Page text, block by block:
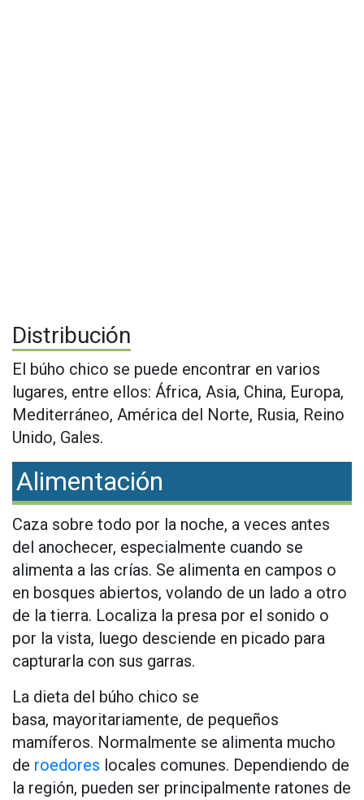
Distribución
El búho chico se puede encontrar en varios
lugares, entre ellos: África, Asia, China, Europa,
Mediterráneo, América del Norte, Rusia, Reino
Unido, Gales.
Alimentación
Caza sobre todo por la noche, a veces antes
del anochecer, especialmente cuando se
alimenta a las crías. Se alimenta en campos o
en bosques abiertos, volando de un lado a otro
de la tierra. Localiza la presa por el sonido o
por la vista, luego desciende en picado para
capturarla con sus garras.
La dieta del búho chico se
basa, mayoritariamente, de pequeños
mamíferos. Normalmente se alimenta mucho
de roedores locales comunes. Dependiendo de
la región, pueden ser principalmente ratones de